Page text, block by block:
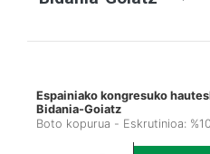
Espainiako kongresuko
Bidania-Goiatz
Boto kopurua - Eskrutinioa: